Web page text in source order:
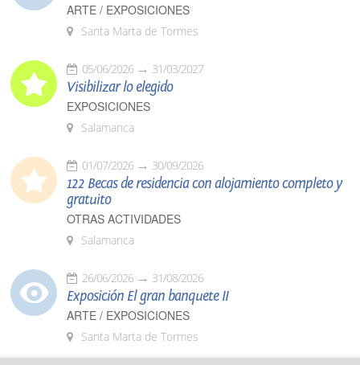
ARTE / EXPOSICIONES
Santa Marta de Tormes
05/06/2026 31/03/2027
Visibilizar lo elegido
EXPOSICIONES
Salamanca
01/07/2026 30/09/2026
122 Becas de residencia con alojamiento completo y
gratuito
OTRAS ACTIVIDADES
Salamanca
26/06/2026 31/08/2026
Exposición El gran banquete II
ARTE / EXPOSICIONES
Santa Marta de Tormes